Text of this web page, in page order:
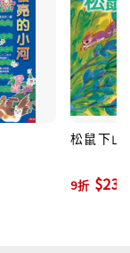
松鼠下山
9折 $234